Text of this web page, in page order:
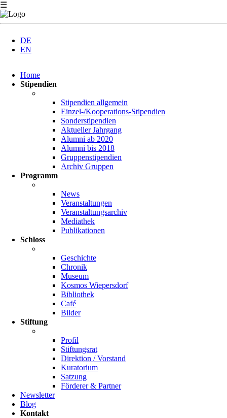
☰
DE
EN
überspringen
Home
Stipendien
Stipendien allgemein
Einzel-/Kooperations-Stipendien
Sonderstipendien
Aktueller Jahrgang
Alumni ab 2020
Alumni bis 2018
Gruppenstipendien
Archiv Gruppen
Programm
News
Veranstaltungen
Veranstaltungsarchiv
Mediathek
Publikationen
Schloss
Geschichte
Chronik
Museum
Kosmos Wiepersdorf
Bibliothek
Café
Bilder
Stiftung
Profil
Stiftungsrat
Direktion / Vorstand
Kuratorium
Satzung
Förderer & Partner
Newsletter
Blog
Kontakt